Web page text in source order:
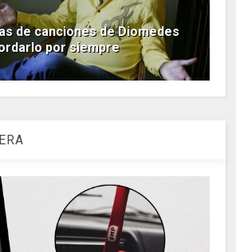
de canciones de Diomedes
por siempre